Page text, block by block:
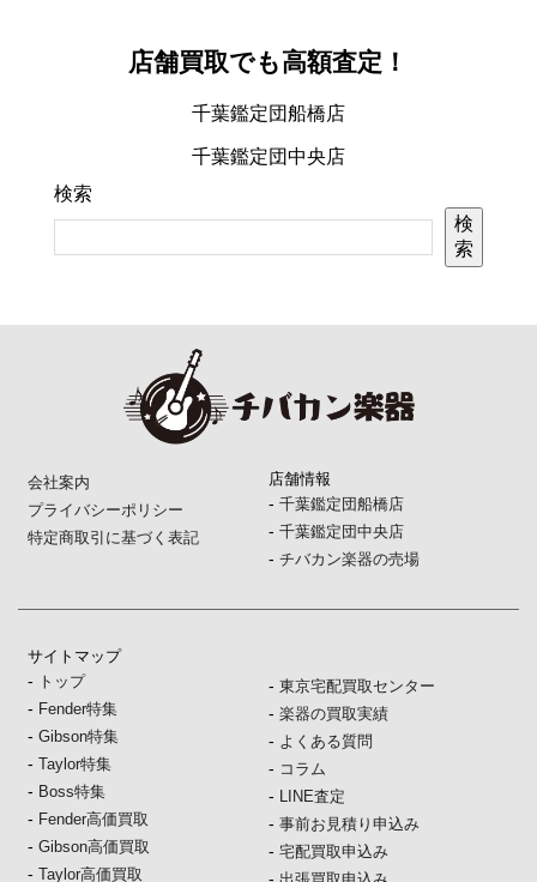
店舗買取でも高額査定！
千葉鑑定団船橋店
千葉鑑定団中央店
検索
検
索
会社案内
プライバシーポリシー
特定商取引に基づく表記
店舗情報
- 千葉鑑定団船橋店
- 千葉鑑定団中央店
- チバカン楽器の売場
サイトマップ
- トップ
- Fender特集
-Gibson特集
-Taylor特集
- Boss特集
- Fender高価買取
-Gibson高価買取
-Taylor高価買取
- 東京宅配買取センター
- 楽器の買取実績
- よくある質問
- コラム
- LINE査定
- 事前お見積り申込み
- 宅配買取申込み